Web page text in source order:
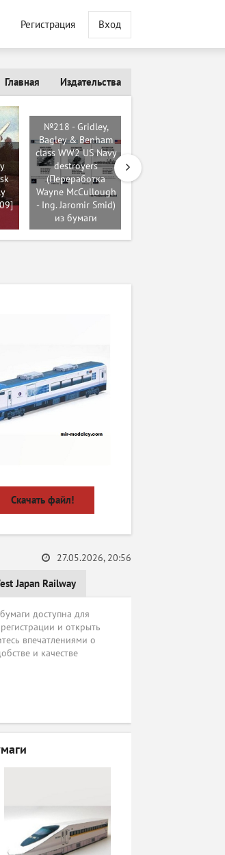
Регистрация Вход
Издательства
Главная
№218 - Gridley,
Bagley & Benham
class WW2 US Navy
destroyers
(Переработка
Wayne McCullough
- Ing. Jaromir Smid)
из бумаги
Скачать файл!
Japan Railway
27.05.2026, 20:56
доступна для
и открыть
впечатлениями о
и качестве